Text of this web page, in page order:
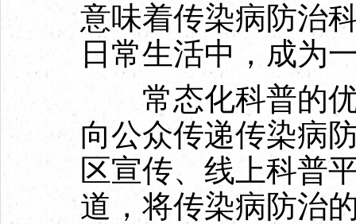
意味着传染病防治
日常生活中，成为
常态化科普的优
向公众传递传染病
区宣传、线上科普
道，将传染病防治